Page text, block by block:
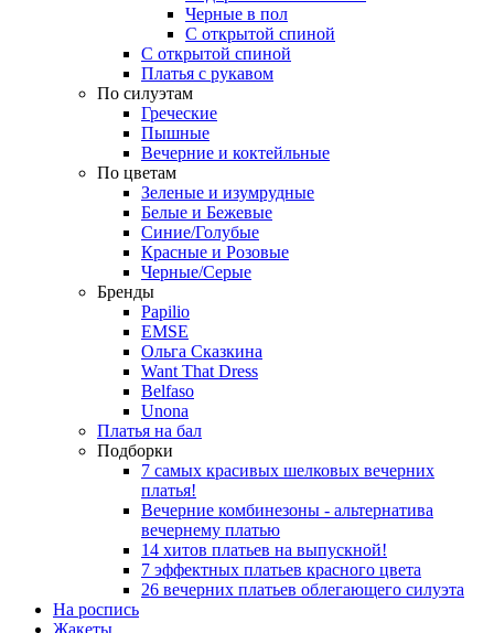
Черные в пол
С открытой спиной
С открытой спиной
Платья с рукавом
По силуэтам
Греческие
Пышные
Вечерние и коктейльные
По цветам
Зеленые и изумрудные
Белые и Бежевые
Синие/Голубые
Красные и Розовые
Черные/Серые
Бренды
Papilio
EMSE
Ольга Сказкина
Want That Dress
Belfaso
Unona
Платья на бал
Подборки
7 самых красивых шелковых вечерних
платья!
Вечерние комбинезоны - альтернатива
вечернему платью
14 хитов платьев на выпускной!
7 эффектных платьев красного цвета
26 вечерних платьев облегающего силуэта
На роспись
Жакеты